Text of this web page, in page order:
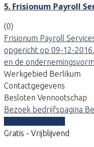
5. Frisionum Payroll
(0)
Frisionum Payroll
opgericht op 09-12-
en de
Werkgebied Berlikum
Contactgegevens
Besloten Vennootschap
Bezoek bedrijfspagina
Gratis - Vrijblijvend